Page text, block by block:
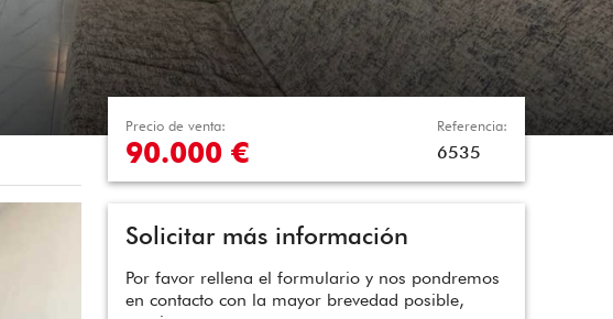
Precio de venta:
90.000 €
Referencia:
6535
Solicitar más información
Por favor rellena el formulario y nos pondremos
en contacto con la mayor brevedad posible,